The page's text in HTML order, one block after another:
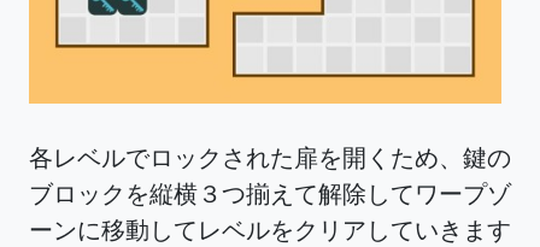
各レベルでロックされた扉を開くため、鍵の
ブロックを縦横３つ揃えて解除してワープゾ
ーンに移動してレベルをクリアしていきます